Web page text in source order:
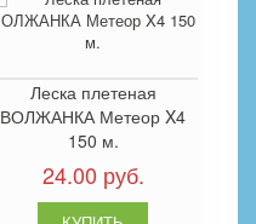
Леска плетеная
ВОЛЖАНКА Метеор X4
150 м.
24.00 руб.